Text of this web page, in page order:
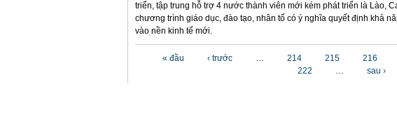
triển, tập trung hỗ trợ 4 nước thành viên mới kém phát triển là Lào,
chương trình giáo dục, đào tạo, nhân tố có ý nghĩa quyết định khả
vào nền kinh tế mới.
« đầu ‹ trước … 214 215 216
222
… sau ›